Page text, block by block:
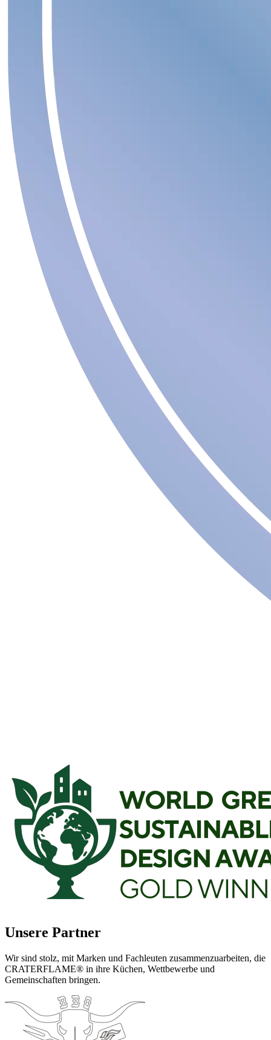
Unsere Partner
Wir sind stolz, mit Marken und Fachleuten zusammenzuarbeiten, die
CRATERFLAME® in ihre Küchen, Wettbewerbe und
Gemeinschaften bringen.